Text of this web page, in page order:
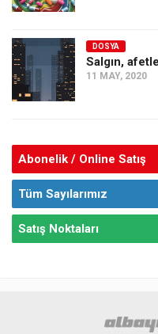
DOSYA
Salgın,
11 MAY, 2020
Abonelik / Online Satış
Tüm Sayılarımız
Satış Noktaları